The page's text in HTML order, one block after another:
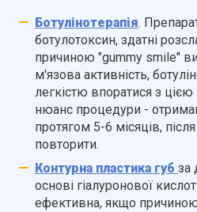
Ботулінотерапія.
ботулотоксин, здатні
причиною "gummy smile"
м'язова активність,
легкістю впоратися з
нюанс процедури -
протягом 5-6 місяців,
повторити.
Контурна пластика губ за
основі гіалуронової
ефективна, якщо причиною